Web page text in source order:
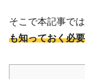
買
取
事
例
そこで本記事では
も知っておく必